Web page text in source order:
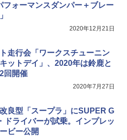
フォーマンスダンパー＋ブレー
2020年12月21日
走行会「ワークスチューニン
ットデイ」、2020年は鈴鹿と
回開催
2020年7月27日
改良型「スープラ」にSUPER G
ドライバーが試乗。インプレッ
ビー公開